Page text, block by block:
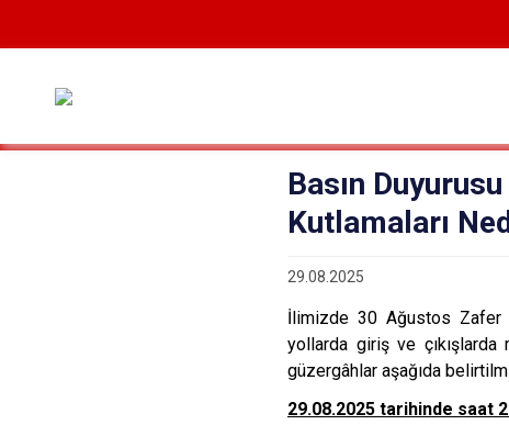
Basın
Kutlamaları
29.08.2025
İlimizde 30 Ağustos Zafer
yollarda giriş ve
güzergâhlar aşağıda
29.08.2025 tarihinde saat